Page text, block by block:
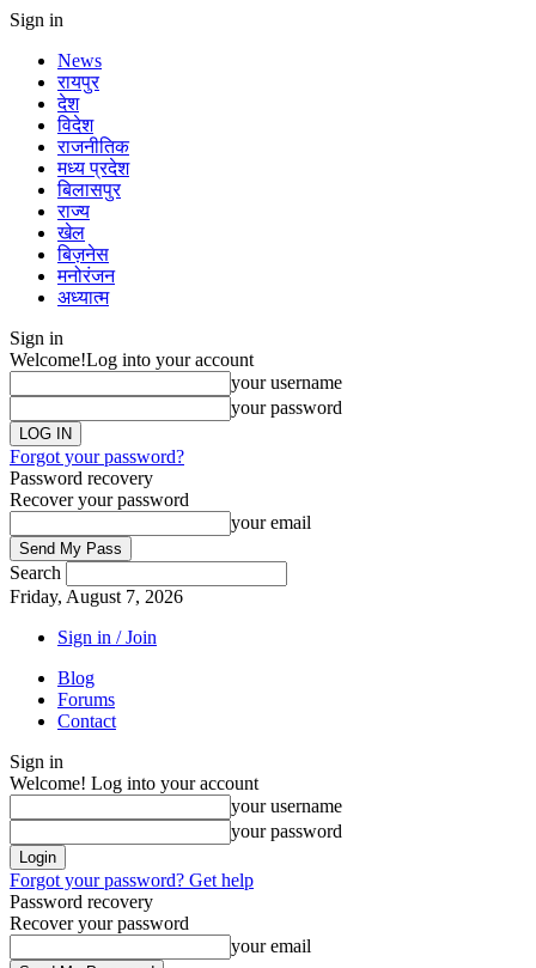
Sign in
News
रायपुर
देश
विदेश
राजनीतिक
मध्य प्रदेश
बिलासपुर
राज्य
खेल
बिज़नेस
मनोरंजन
अध्यात्म
Sign in
Welcome!Log into your account
your username
your password
Forgot your password?
Password recovery
Recover your password
your email
Search
Friday, August 7, 2026
Sign in / Join
Blog
Forums
Contact
Sign in
Welcome! Log into your account
your username
your password
Forgot your password? Get help
Password recovery
Recover your password
your email